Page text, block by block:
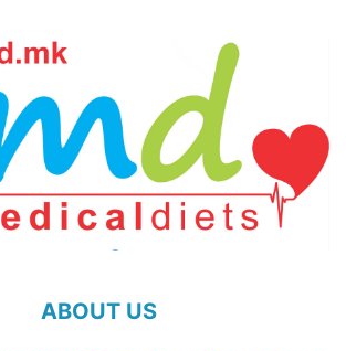
ABOUT US